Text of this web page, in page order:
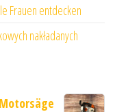
Frauen entdecken
nakładanych